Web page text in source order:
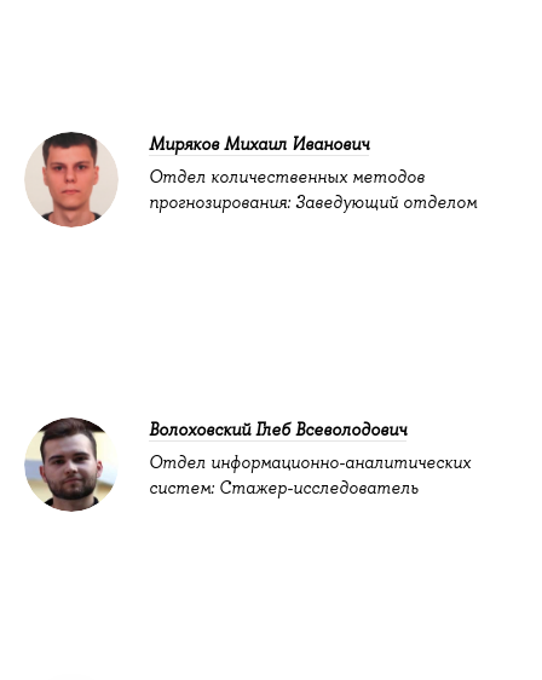
Миряков Михаил Иванович
Отдел количественных методов
прогнозирования: Заведующий отделом
Волоховский Глеб Всеволодович
Отдел информационно-аналитических
систем: Стажер-исследователь